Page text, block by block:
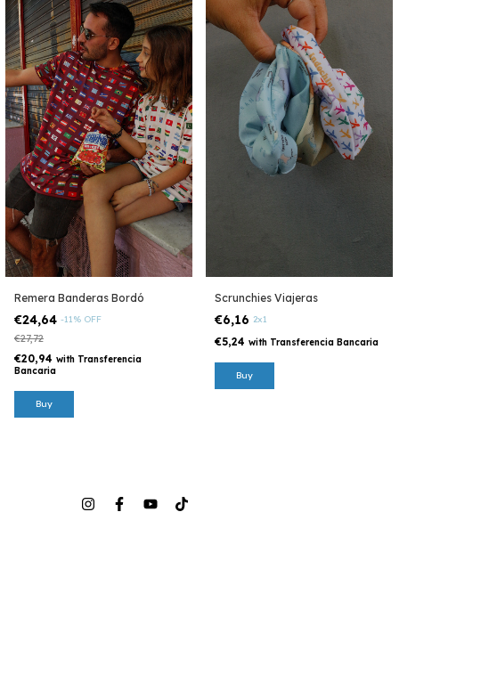
Remera Banderas Bordó
€24,64 -11% OFF
€27,72
€20,94 with Transferencia
Bancaria
Buy
Scrunchies Viajeras
€6,16 2x1
€5,24 with Transferencia Bancaria
Buy